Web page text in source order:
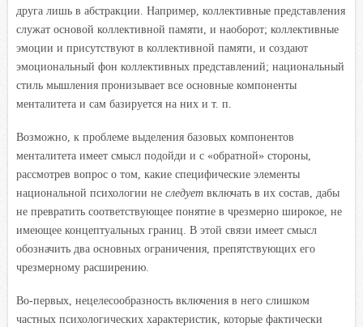
друга лишь в абстракции. Например, коллективные представления
служат основой коллективной памяти, и наоборот; коллективные
эмоции и присутствуют в коллективной памяти, и создают
эмоциональный фон коллективных представлений; национальный
стиль мышления пронизывает все основные компоненты
менталитета и сам базируется на них и т. п.
Возможно, к проблеме выделения базовых компонентов
менталитета имеет смысл подойди и с «обратной» стороны,
рассмотрев вопрос о том, какие специфические элементы
национальной психологии не следует включать в их состав, дабы
не превратить соответствующее понятие в чрезмерно широкое, не
имеющее концептуальных границ. В этой связи имеет смысл
обозначить два основных ограничения, препятствующих его
чрезмерному расширению.
Во-первых, нецелесообразность включения в него слишком
частных психологических характеристик, которые фактически